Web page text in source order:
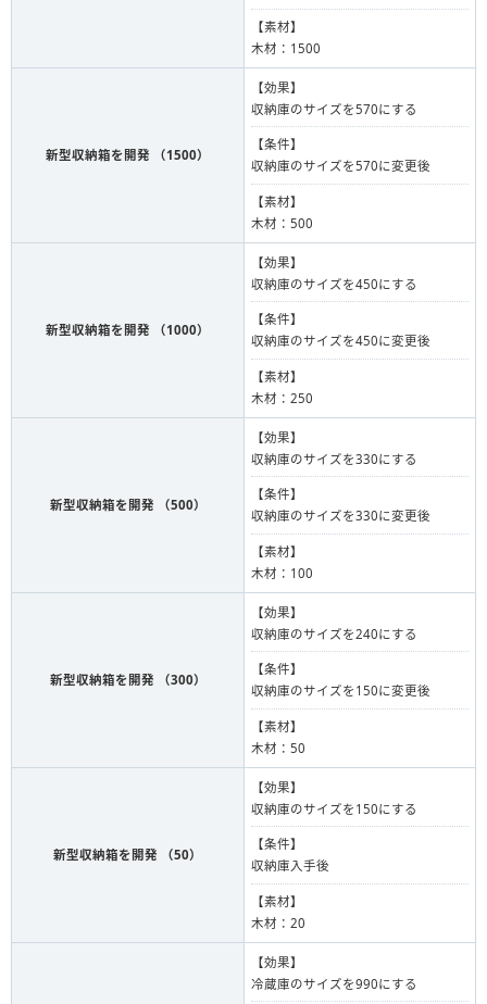
【素材】
木材：1500
新型収納箱を開発 （1500）
【効果】
収納庫のサイズを570にする
【条件】
収納庫のサイズを570に変更後
【素材】
木材：500
新型収納箱を開発 （1000）
【効果】
収納庫のサイズを450にする
【条件】
収納庫のサイズを450に変更後
【素材】
木材：250
新型収納箱を開発 （500）
【効果】
収納庫のサイズを330にする
【条件】
収納庫のサイズを330に変更後
【素材】
木材：100
新型収納箱を開発 （300）
【効果】
収納庫のサイズを240にする
【条件】
収納庫のサイズを150に変更後
【素材】
木材：50
新型収納箱を開発 （50）
【効果】
収納庫のサイズを150にする
【条件】
収納庫入手後
【素材】
木材：20
【効果】
冷蔵庫のサイズを990にする